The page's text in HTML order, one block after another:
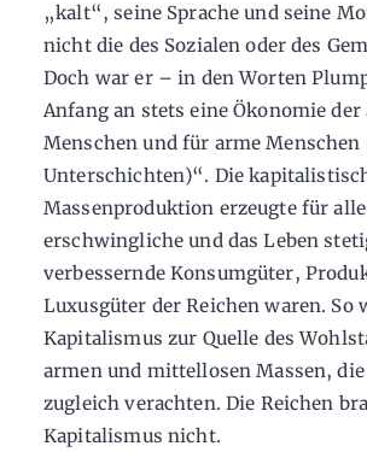
„kalt“, seine Sprache und seine
nicht die des Sozialen oder des
Doch war er – in den Worten
Anfang an stets eine Ökonomie der
Menschen und für arme Menschen
Unterschichten)“. Die
Massenproduktion erzeugte für alle
erschwingliche und das Leben
verbessernde Konsumgüter,
Luxusgüter der Reichen waren. So
Kapitalismus zur Quelle des
armen und mittellosen Massen,
zugleich verachten. Die Reichen
Kapitalismus nicht.